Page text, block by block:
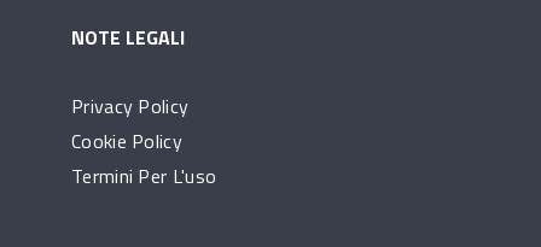
NOTE LEGALI
Privacy Policy
Cookie Policy
Termini Per L'uso